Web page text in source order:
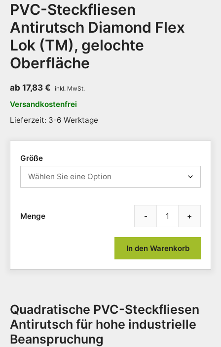
PVC-Steckfliesen
Antirutsch Diamond Flex
Lok (TM), gelochte
Oberfläche
ab 17,83 €
Versandkostenfrei
Lieferzeit: 3-6 Werktage
Größe
- +
In den Warenkorb
Quadratische PVC-Steckfliesen
Antirutsch für hohe industrielle
Beanspruchung